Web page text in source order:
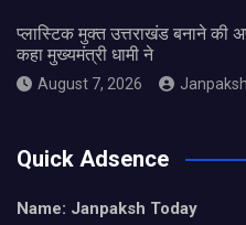
प्लास्टिक मुक्त उत्तराखंड बनाने की
कहा मुख्यमंत्री धामी ने
August 7, 2026
Quick Adsence
Name: Janpaksh Today